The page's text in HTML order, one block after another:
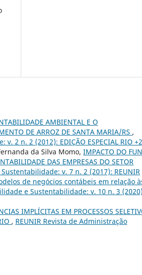
AMBIENTAL E O
DE ARROZ DE SANTA MARIA/RS ,
2 n. 2 (2012): EDIÇÃO ESPECIAL RIO
da Silva Momo, IMPACTO DO
DAS EMPRESAS DO SETOR
v. 7 n. 2 (2017): REUNIR
de negócios contábeis em relação
e Sustentabilidade: v. 10 n. 3
IMPLÍCITAS EM PROCESSOS
, REUNIR Revista de Administração